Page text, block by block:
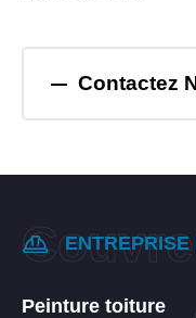
Contactez
Peinture toiture